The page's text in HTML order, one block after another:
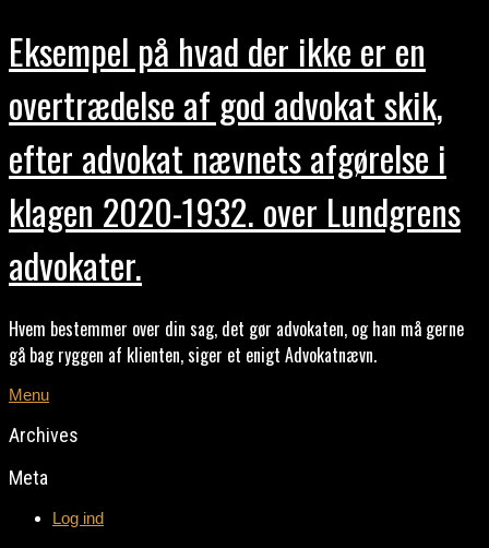
Eksempel på hvad der ikke er en
overtrædelse af god advokat skik,
efter advokat nævnets afgørelse i
klagen 2020-1932. over Lundgrens
advokater.
Hvem bestemmer over din sag, det gør advokaten, og han må gerne
gå bag ryggen af klienten, siger et enigt Advokatnævn.
Menu
Archives
Meta
Log ind